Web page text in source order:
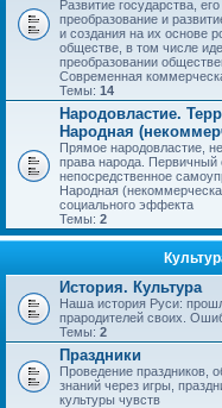
Развитие государства,
преобразование и
и создания на их основе
обществе, в том числе
преобразовании
Современная
Темы: 14
Народовластие.
Народная
Прямое народовластие,
права народа. Первичный
непосредственное
Народная
социального эффекта
Темы: 2
История. Культура
Наша история Руси:
прародителей своих.
Темы: 2
Праздники
Проведение праздников,
знаний через игры,
культуры чувств